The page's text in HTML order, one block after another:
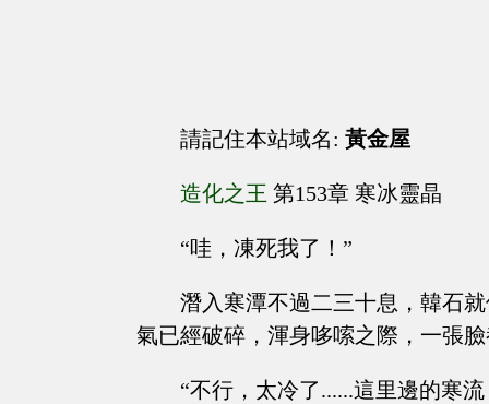
請記住本站域名: 黃金屋
造化之王 第153章 寒冰靈晶
“哇，凍死我了！”
潛入寒潭不過二三十息，韓石
氣已經破碎，渾身哆嗦之際，一張
“不行，太冷了......這里邊的寒